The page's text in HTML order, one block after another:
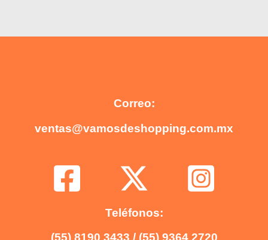
Correo:
ventas@vamosdeshopping.com.mx
Teléfonos:
(55) 8190 3433 / (55) 9364 2720